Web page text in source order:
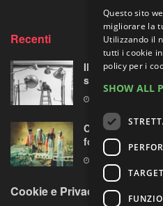
Recenti
Il primo
sessantuno
fotografica più
Cookie e Privacy Policy
Questo sito
migliorare la
Utilizzando il
tutti i cookie
policy per i
SHOW ALL